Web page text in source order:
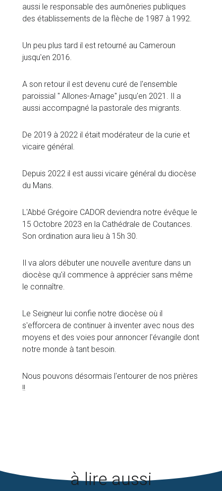
aussi le responsable des aumôneries publiques
des établissements de la flèche de 1987 à 1992.
Un peu plus tard il est retourné au Cameroun
jusqu'en 2016.
A son retour il est devenu curé de l'ensemble
paroissial " Allones-Arnage" jusqu'en 2021. Il a
aussi accompagné la pastorale des migrants.
De 2019 à 2022 il était modérateur de la curie et
vicaire général.
Depuis 2022 il est aussi vicaire général du diocèse
du Mans.
L'Abbé Grégoire CADOR deviendra notre évêque le
15 Octobre 2023 en la Cathédrale de Coutances.
Son ordination aura lieu à 15h 30.
Il va alors débuter une nouvelle aventure dans un
diocèse qu'il commence à apprécier sans même
le connaître.
Le Seigneur lui confie notre diocèse où il
s'efforcera de continuer à inventer avec nous des
moyens et des voies pour annoncer l'évangile dont
notre monde à tant besoin.
Nous pouvons désormais l'entourer de nos prières
!!
à lire aussi